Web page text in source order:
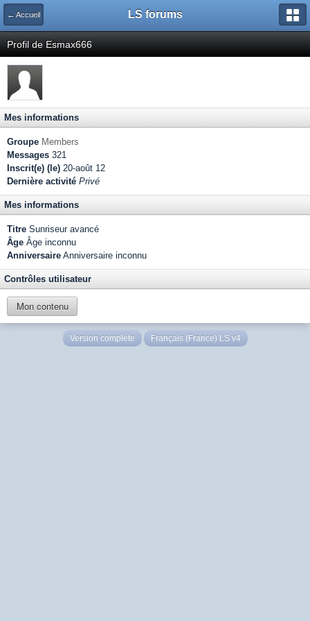
← Accueil LS forums
Profil de Esmax666
Mes informations
Groupe Members
Messages 321
Inscrit(e) (le) 20-août 12
Dernière activité Privé
Mes informations
Titre Sunriseur avancé
Âge Âge inconnu
Anniversaire Anniversaire inconnu
Contrôles utilisateur
Mon contenu
Version complète Français (France) LS v4